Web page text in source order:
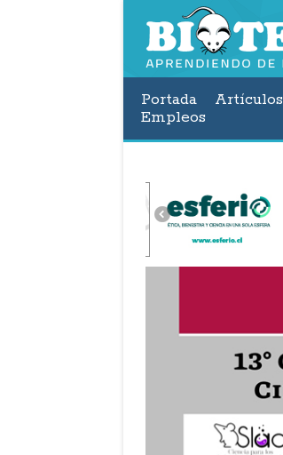
Portada Artículos
Empleos